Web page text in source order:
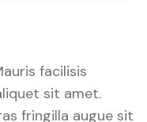
facilisis
sit amet.
fringilla augue sit